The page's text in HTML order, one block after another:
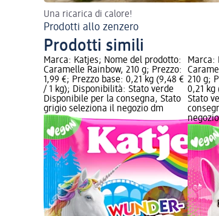
Una ricarica di calore!
Prodotti allo zenzero
Prodotti simili
Marca: Katjes; Nome del prodotto:
Caramelle Rainbow, 210 g; Prezzo:
1,99 €; Prezzo base: 0,21 kg (9,48 €
/ 1 kg); Disponibilità: Stato verde
Disponibile per la consegna, Stato
grigio seleziona il negozio dm
Marca:
210 g;
0,21 kg
Stato